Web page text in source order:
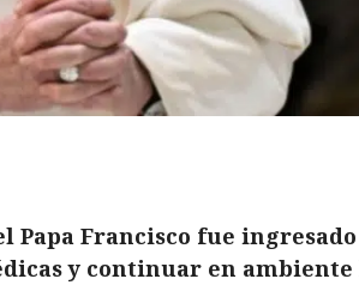
Papa Francisco fue
y continuar en